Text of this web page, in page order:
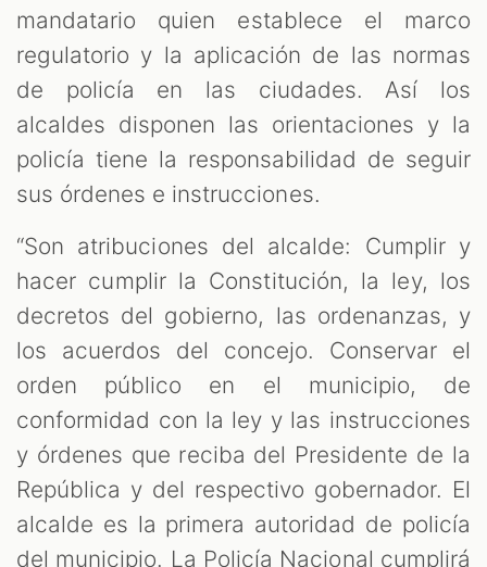
mandatario quien establece el marco
regulatorio y la aplicación de las normas
de policía en las ciudades. Así los
alcaldes disponen las orientaciones y la
policía tiene la responsabilidad de seguir
sus órdenes e instrucciones.
“Son atribuciones del alcalde: Cumplir y
hacer cumplir la Constitución, la ley, los
decretos del gobierno, las ordenanzas, y
los acuerdos del concejo. Conservar el
orden público en el municipio, de
conformidad con la ley y las instrucciones
y órdenes que reciba del Presidente de la
República y del respectivo gobernador. El
alcalde es la primera autoridad de policía
del municipio. La Policía Nacional cumplirá